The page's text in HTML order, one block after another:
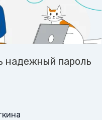
надежный пароль